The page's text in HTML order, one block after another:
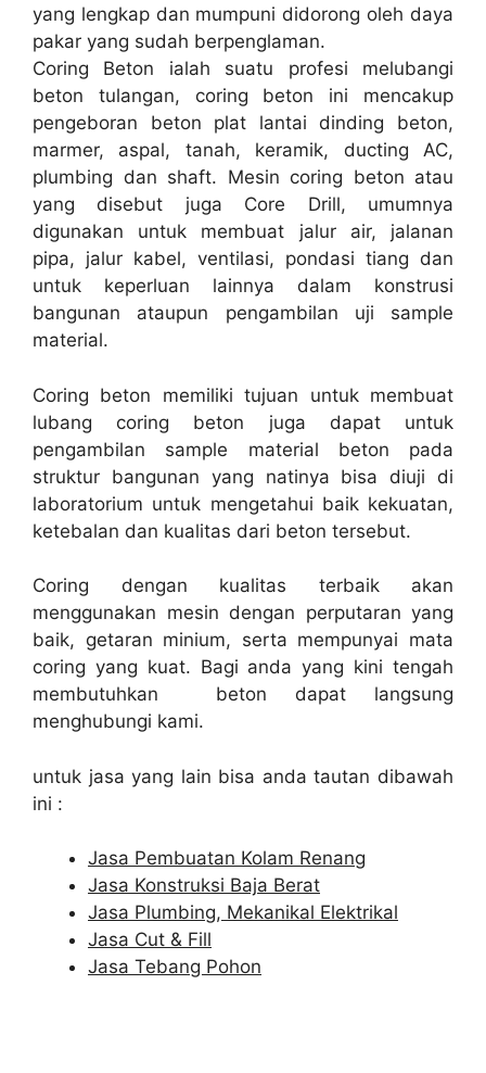
yang lengkap dan mumpuni didorong oleh daya
pakar yang sudah berpenglaman.
Coring Beton ialah suatu profesi melubangi
beton tulangan, coring beton ini mencakup
pengeboran beton plat lantai dinding beton,
marmer, aspal, tanah, keramik, ducting AC,
plumbing dan shaft. Mesin coring beton atau
yang disebut juga Core Drill, umumnya
digunakan untuk membuat jalur air, jalanan
pipa, jalur kabel, ventilasi, pondasi tiang dan
untuk keperluan lainnya dalam konstrusi
bangunan ataupun pengambilan uji sample
material.
Coring beton memiliki tujuan untuk membuat
lubang coring beton juga dapat untuk
pengambilan sample material beton pada
struktur bangunan yang natinya bisa diuji di
laboratorium untuk mengetahui baik kekuatan,
ketebalan dan kualitas dari beton tersebut.
Coring dengan kualitas terbaik akan
menggunakan mesin dengan perputaran yang
baik, getaran minium, serta mempunyai mata
coring yang kuat. Bagi anda yang kini tengah
membutuhkan beton dapat langsung
menghubungi kami.
untuk jasa yang lain bisa anda tautan dibawah
ini :
Jasa Pembuatan Kolam Renang
Jasa Konstruksi Baja Berat
Jasa Plumbing, Mekanikal Elektrikal
Jasa Cut & Fill
Jasa Tebang Pohon